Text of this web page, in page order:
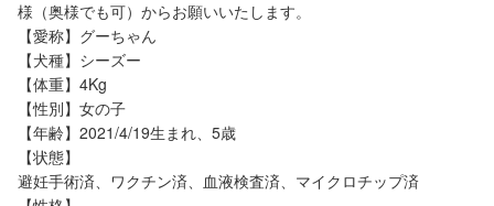
様（奥様でも可）からお願いいたします。
【愛称】グーちゃん
【犬種】シーズー
【体重】4Kg
【性別】女の子
【年齢】2021/4/19生まれ、5歳
【状態】
避妊手術済、ワクチン済、血液検査済、マイクロチップ済